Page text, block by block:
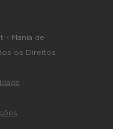
- Mania de
os Direitos